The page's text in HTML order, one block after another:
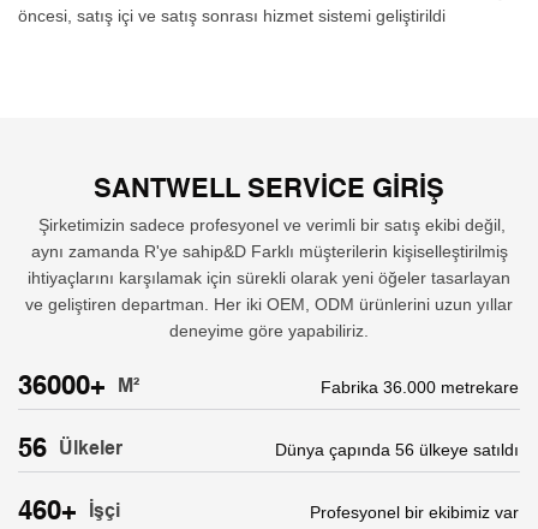
öncesi, satış içi ve satış sonrası hizmet sistemi geliştirildi
SANTWELL SERVICE GIRIŞ
Şirketimizin sadece profesyonel ve verimli bir satış ekibi değil,
aynı zamanda R'ye sahip&D Farklı müşterilerin kişiselleştirilmiş
ihtiyaçlarını karşılamak için sürekli olarak yeni öğeler tasarlayan
ve geliştiren departman. Her iki OEM, ODM ürünlerini uzun yıllar
deneyime göre yapabiliriz.
36000+ M² Fabrika 36.000 metrekare
56 Ülkeler Dünya çapında 56 ülkeye satıldı
460+ İşçi Profesyonel bir ekibimiz var